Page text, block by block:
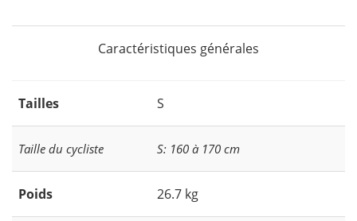
Caractéristiques générales
Tailles S
Taille du cycliste S: 160 à 170 cm
Poids 26.7 kg